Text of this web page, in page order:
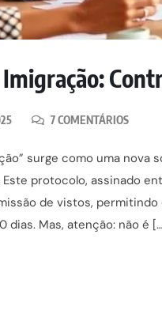
7 COMENTÁRIOS
surge como uma
protocolo, assinado
de vistos,
Mas, atenção: não é